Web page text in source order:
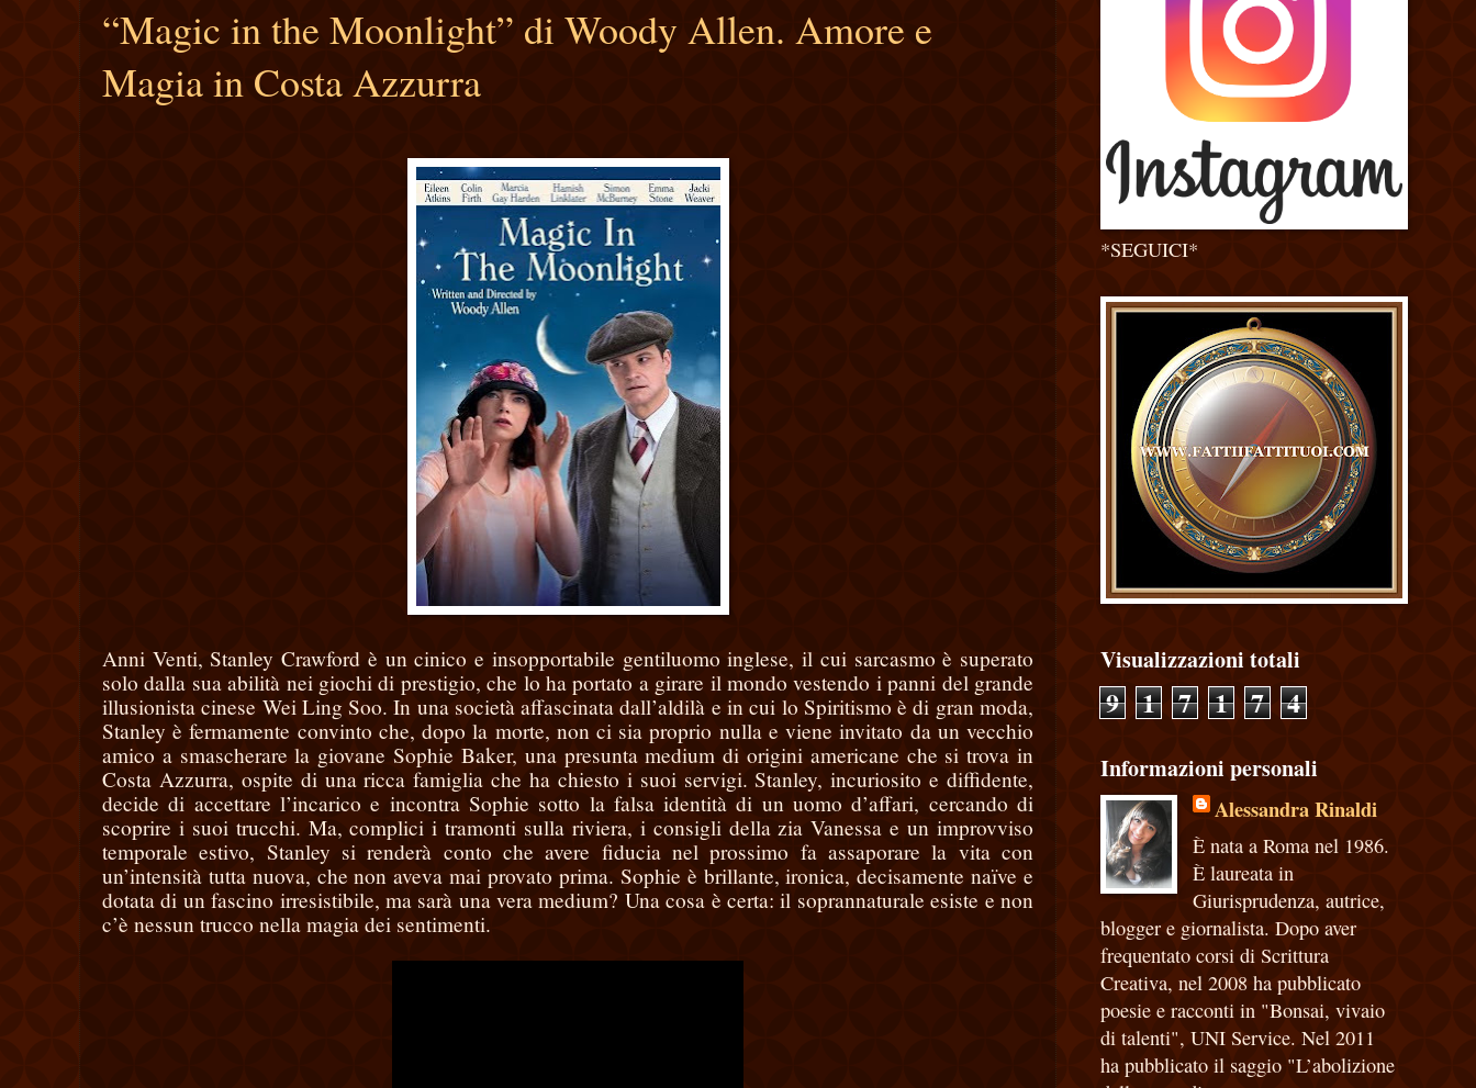
“Magic in the Moonlight” di Woody Allen. Amore e
Magia in Costa Azzurra
Anni Venti, Stanley Crawford è un cinico e insopportabile gentiluomo inglese, il cui sarcasmo è superato
solo dalla sua abilità nei giochi di prestigio, che lo ha portato a girare il mondo vestendo i panni del grande
illusionista cinese Wei Ling Soo. In una società affascinata dall’aldilà e in cui lo Spiritismo è di gran moda,
Stanley è fermamente convinto che, dopo la morte, non ci sia proprio nulla e viene invitato da un vecchio
amico a smascherare la giovane Sophie Baker, una presunta medium di origini americane che si trova in
Costa Azzurra, ospite di una ricca famiglia che ha chiesto i suoi servigi. Stanley, incuriosito e diffidente,
decide di accettare l’incarico e incontra Sophie sotto la falsa identità di un uomo d’affari, cercando di
scoprire i suoi trucchi. Ma, complici i tramonti sulla riviera, i consigli della zia Vanessa e un improvviso
temporale estivo, Stanley si renderà conto che avere fiducia nel prossimo fa assaporare la vita con
un’intensità tutta nuova, che non aveva mai provato prima. Sophie è brillante, ironica, decisamente naïve e
dotata di un fascino irresistibile, ma sarà una vera medium? Una cosa è certa: il soprannaturale esiste e non
c’è nessun trucco nella magia dei sentimenti.
*SEGUICI*
Visualizzazioni totali
9 1 7 1 7 4
Informazioni personali
Alessandra Rinaldi
È nata a Roma nel 1986.
È laureata in
Giurisprudenza, autrice,
blogger e giornalista. Dopo aver
frequentato corsi di Scrittura
Creativa, nel 2008 ha pubblicato
poesie e racconti in "Bonsai, vivaio
di talenti", UNI Service. Nel 2011
ha pubblicato il saggio "L’abolizione